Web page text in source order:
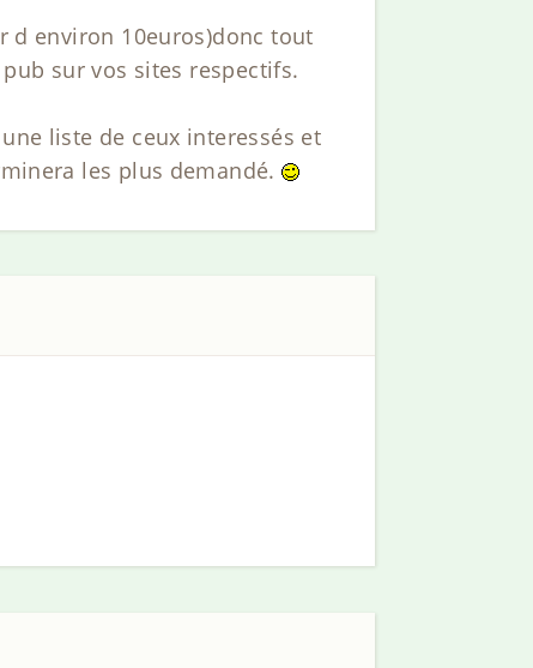
d environ 10euros)donc tout
sur vos sites respectifs.
liste de ceux interessés et
les plus demandé.